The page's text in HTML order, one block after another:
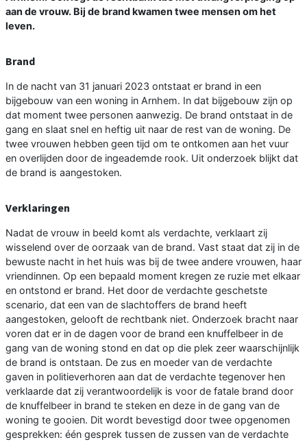
aan de vrouw. Bij de brand kwamen twee mensen om het
leven.
Brand
In de nacht van 31 januari 2023 ontstaat er brand in een
bijgebouw van een woning in Arnhem. In dat bijgebouw zijn op
dat moment twee personen aanwezig. De brand ontstaat in de
gang en slaat snel en heftig uit naar de rest van de woning. De
twee vrouwen hebben geen tijd om te ontkomen aan het vuur
en overlijden door de ingeademde rook. Uit onderzoek blijkt dat
de brand is aangestoken.
Verklaringen
Nadat de vrouw in beeld komt als verdachte, verklaart zij
wisselend over de oorzaak van de brand. Vast staat dat zij in de
bewuste nacht in het huis was bij de twee andere vrouwen, haar
vriendinnen. Op een bepaald moment kregen ze ruzie met elkaar
en ontstond er brand. Het door de verdachte geschetste
scenario, dat een van de slachtoffers de brand heeft
aangestoken, gelooft de rechtbank niet. Onderzoek bracht naar
voren dat er in de dagen voor de brand een knuffelbeer in de
gang van de woning stond en dat op die plek zeer waarschijnlijk
de brand is ontstaan. De zus en moeder van de verdachte
gaven in politieverhoren aan dat de verdachte tegenover hen
verklaarde dat zij verantwoordelijk is voor de fatale brand door
de knuffelbeer in brand te steken en deze in de gang van de
woning te gooien. Dit wordt bevestigd door twee opgenomen
gesprekken: één gesprek tussen de zussen van de verdachte